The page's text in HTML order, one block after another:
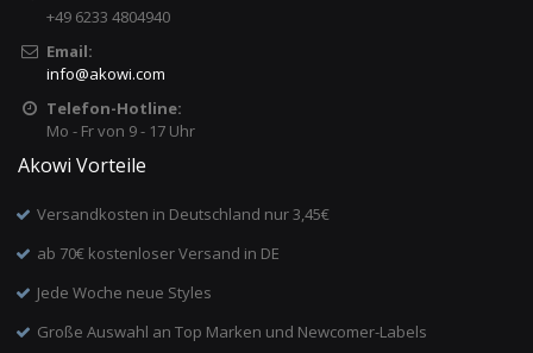
+49 6233 4804940
Email:
info@akowi.com
Telefon-Hotline:
Mo - Fr von 9 - 17 Uhr
Akowi Vorteile
Versandkosten in Deutschland nur 3,45€
ab 70€ kostenloser Versand in DE
Jede Woche neue Styles
Große Auswahl an Top Marken und Newcomer-Labels